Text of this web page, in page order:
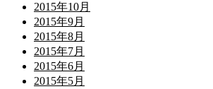
2015年10月
2015年9月
2015年8月
2015年7月
2015年6月
2015年5月